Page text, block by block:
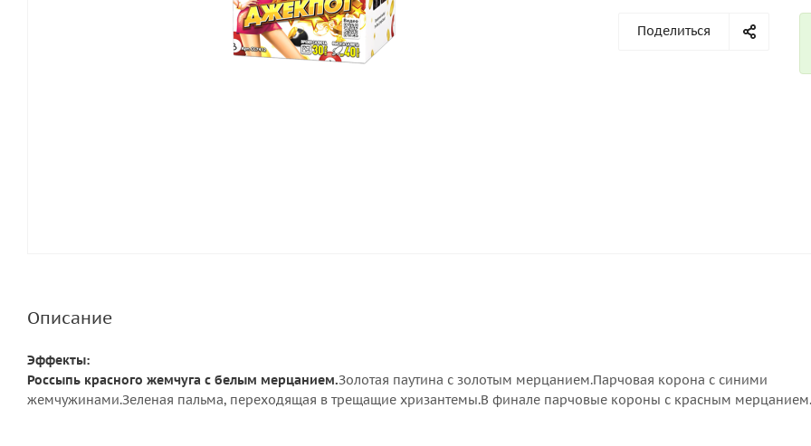
Поделиться
Описание
Эффекты:
Россыпь красного жемчуга с белым мерцанием.Золотая паутина с золотым мерцанием.Парчовая корона с синими
жемчужинами.Зеленая пальма, переходящая в трещащие хризантемы.В финале парчовые короны с красным мерцанием.